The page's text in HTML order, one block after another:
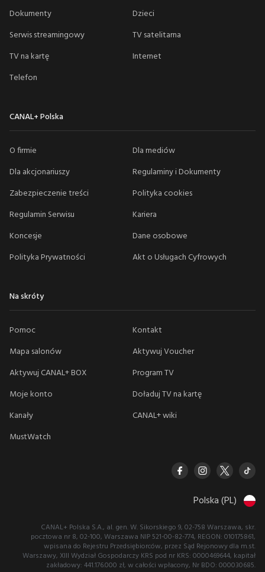
Dokumenty
Dzieci
Serwis streamingowy
TV satelitarna
TV na kartę
Internet
Telefon
CANAL+ Polska
O firmie
Dla mediów
Dla akcjonariuszy
Regulaminy i Dokumenty
Zabezpieczenie treści
Polityka cookies
Regulamin Serwisu
Kariera
Koncesje
Dane osobowe
Polityka Prywatności
Akt o Usługach Cyfrowych
Na skróty
Pomoc
Kontakt
Mapa salonów
Aktywuj Voucher
Aktywuj CANAL+ BOX
Program TV
Moje konto
Doładuj TV na kartę
Kanały
CANAL+ wiki
MustWatch
Polska (PL)
CANAL+ Polska S.A., al. gen. W. Sikorskiego 9, 02-758 Warszawa, skr.
pocztowa nr 8, 02-100, Warszawa NIP 521-00-82-774, REGON: 010175861,
wpisana do Rejestru Przedsiębiorców, przez Sąd Rejonowy dla m.st.
Warszawy, XIII Wydział Gospodarczy KRS pod nr KRS: 0000469644, kapitał
zakładowy: 441.176.000 zł, w całości wpłacony, Nr BDO: 000030685.